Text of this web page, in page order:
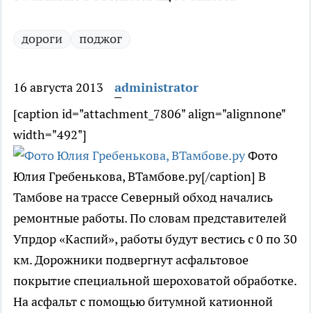
дороги поджог
16 августа 2013
administrator
[caption id="attachment_7806" align="alignnone"
width="492"]
Фото
Юлия Гребенькова, ВТамбове.ру[/caption] В
Тамбове на трассе Северный обход начались
ремонтные работы. По словам представителей
Упрдор «Каспий», работы будут вестись с 0 по 30
км. Дорожники подвергнут асфальтовое
покрытие специальной шероховатой обработке.
На асфальт с помощью битумной катионной